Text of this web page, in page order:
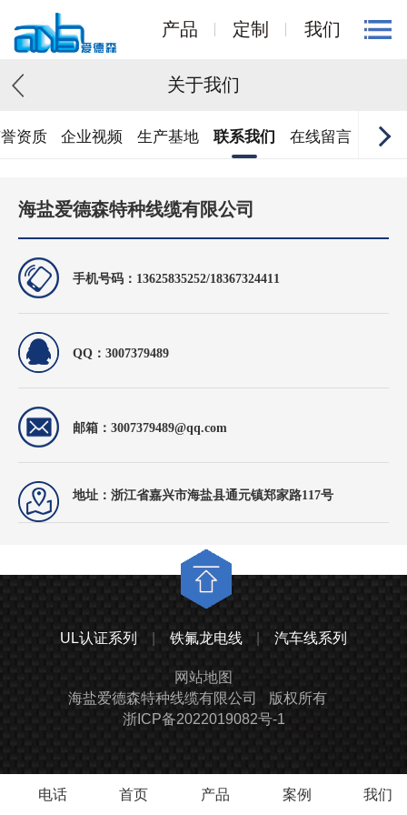
产品 定制 我们
关于我们
资质 企业视频 生产基地 联系我们 在线留言
海盐爱德森特种线缆有限公司
手机号码：13625835252/18367324411
QQ：3007379489
邮箱：3007379489@qq.com
地址：浙江省嘉兴市海盐县通元镇郑家路117号
UL认证系列 铁氟龙电线 汽车线系列
网站地图
海盐爱德森特种线缆有限公司
版权所有
浙ICP备2022019082号-1
电话 首页 产品 案例 我们